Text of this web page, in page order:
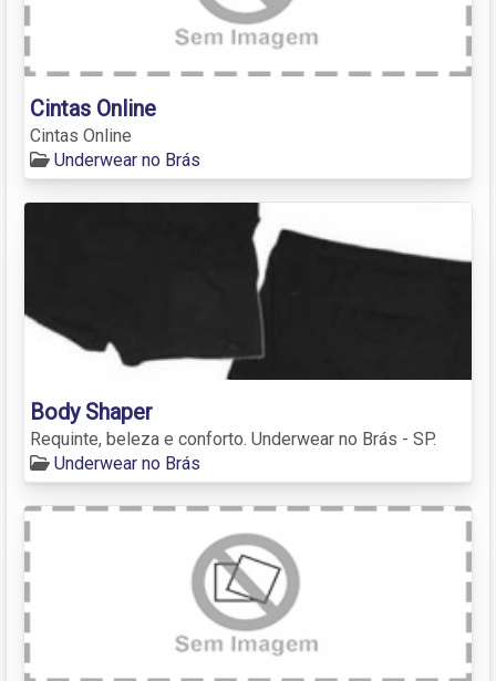
Cintas Online
Cintas Online
Underwear no Brás
Body Shaper
Requinte, beleza e conforto. Underwear no Brás - SP.
Underwear no Brás